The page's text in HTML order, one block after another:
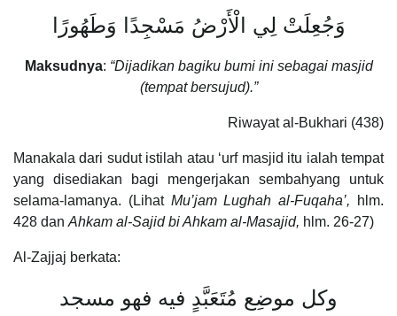
وَجُعِلَتْ لِي الْأَرْضُ مَسْجِدًا وَطَهُورًا
Maksudnya: “Dijadikan bagiku bumi ini sebagai masjid
(tempat bersujud).”
Riwayat al-Bukhari (438)
Manakala dari sudut istilah atau ‘urf masjid itu ialah tempat
yang disediakan bagi mengerjakan sembahyang untuk
selama-lamanya. (Lihat Mu’jam Lughah al-Fuqaha’,
hlm.
428 danAhkam al-Sajid bi Ahkam al-Masajid, hlm. 26-27)
Al-Zajjaj berkata:
وكل موضِع مُتَعَبَّدٍ فيه فهو مسجد